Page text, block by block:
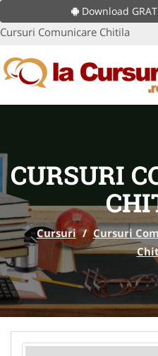
Download
Cursuri Comunicare Chitila
CURSURI
Cursuri / Cursuri